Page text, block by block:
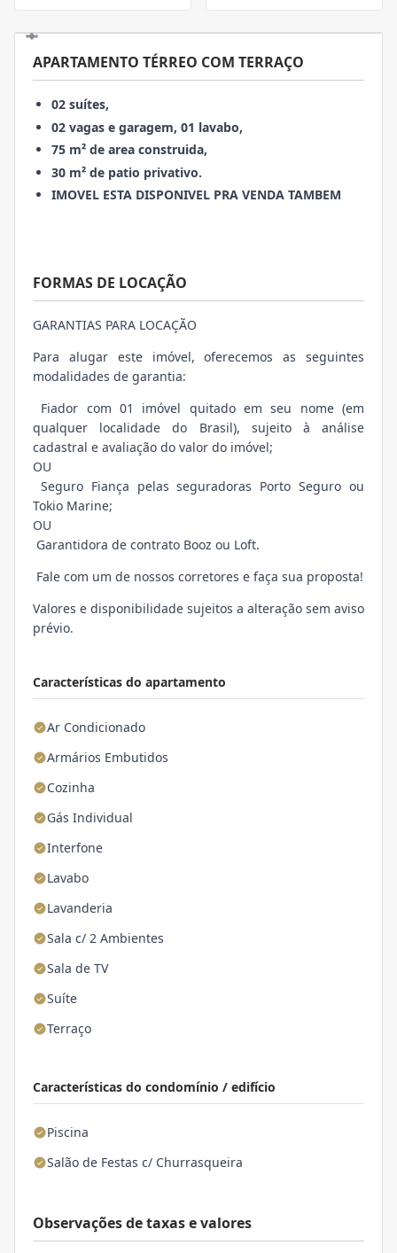
Características do apartamento
Ar Condicionado
Armários Embutidos
Cozinha
Gás Individual
Interfone
Lavabo
Lavanderia
Sala c/ 2 Ambientes
Sala de TV
Suíte
Terraço
Características do condomínio / edifício
Piscina
Salão de Festas c/ Churrasqueira
APARTAMENTO TÉRREO COM TERRAÇO
02 suítes,
02 vagas e garagem, 01 lavabo,
75 m² de area construida,
30 m² de patio privativo.
IMOVEL ESTA DISPONIVEL PRA VENDA TAMBEM
FORMAS DE LOCAÇÃO
GARANTIAS PARA LOCAÇÃO
Para alugar este imóvel, oferecemos as seguintes
modalidades de garantia:
Fiador com 01 imóvel quitado em seu nome (em
qualquer localidade do Brasil), sujeito à análise
cadastral e avaliação do valor do imóvel;
OU
Seguro Fiança pelas seguradoras Porto Seguro ou
Tokio Marine;
OU
Garantidora de contrato Booz ou Loft.
Fale com um de nossos corretores e faça sua proposta!
Valores e disponibilidade sujeitos a alteração sem aviso
prévio.
Observações de taxas e valores